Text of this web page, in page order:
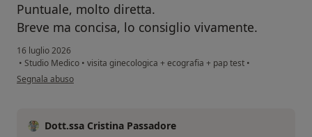
Puntuale, molto diretta.
Breve ma concisa, lo consiglio vivamente.
16 luglio 2026
• Studio Medico • visita ginecologica + ecografia + pap test •
secondo l'opinione dell'utente A.L
Segnala abuso
Dott.ssa Cristina Passadore